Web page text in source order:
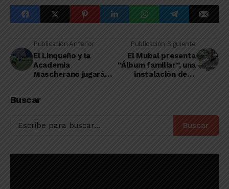
Publicación Anterior
El Linqueño y la
Academia
Mascherano jugarán
Pampeana
Publicación Siguiente
El Mubal presenta
“Álbum familiar”, una
instalación de la
Buscar
Buscar